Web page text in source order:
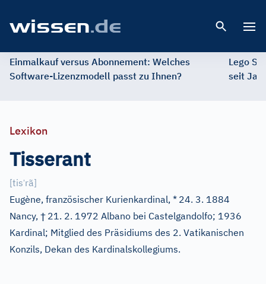
Einmalkauf versus Abonnement: Welches
Software-Lizenzmodell passt zu Ihnen?
Lego
seit
Lexikon
Tisserant
[tisˈrã]
Eugène, französischer Kurienkardinal, * 24. 3. 1884
Nancy, † 21. 2. 1972 Albano bei Castelgandolfo; 1936
Kardinal; Mitglied des Präsidiums des 2. Vatikanischen
Konzils, Dekan des Kardinalskollegiums.